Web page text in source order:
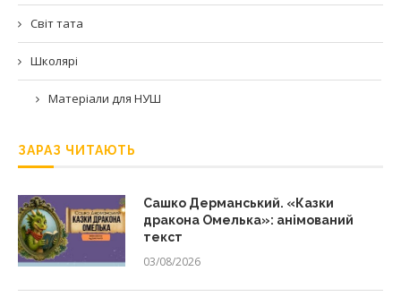
Світ тата
Школярі
Матеріали для НУШ
ЗАРАЗ ЧИТАЮТЬ
Сашко Дерманський. «Казки
дракона Омелька»: анімований
текст
03/08/2026